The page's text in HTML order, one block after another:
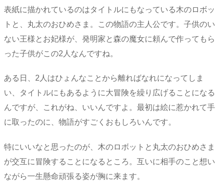
表紙に描かれているのはタイトルにもなっている木のロボッ
トと、丸太のおひめさま。この物語の主人公です。子供のい
ない王様とお妃様が、発明家と森の魔女に頼んで作ってもら
った子供がこの2人なんですね。
ある日、2人はひょんなことから離ればなれになってしま
い、タイトルにもあるように大冒険を繰り広げることになる
んですが、これがね、いいんですよ。最初は絵に惹かれて手
に取ったのに、物語がすごくおもしろいんです。
特にいいなと思ったのが、木のロボットと丸太のおひめさま
が交互に冒険することになるところ。互いに相手のこと想い
ながら一生懸命頑張る姿が胸に来ます。